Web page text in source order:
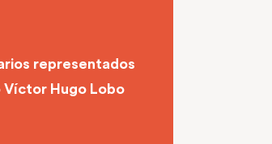
representados
Víctor Hugo Lobo